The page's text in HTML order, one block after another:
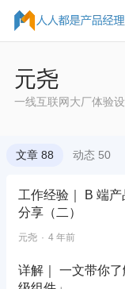
元尧
一线互联网大厂体验
文章 88 动态 50
工作经验｜ B 端
分享（二）
元尧 4 年前
详解｜ 一文带你